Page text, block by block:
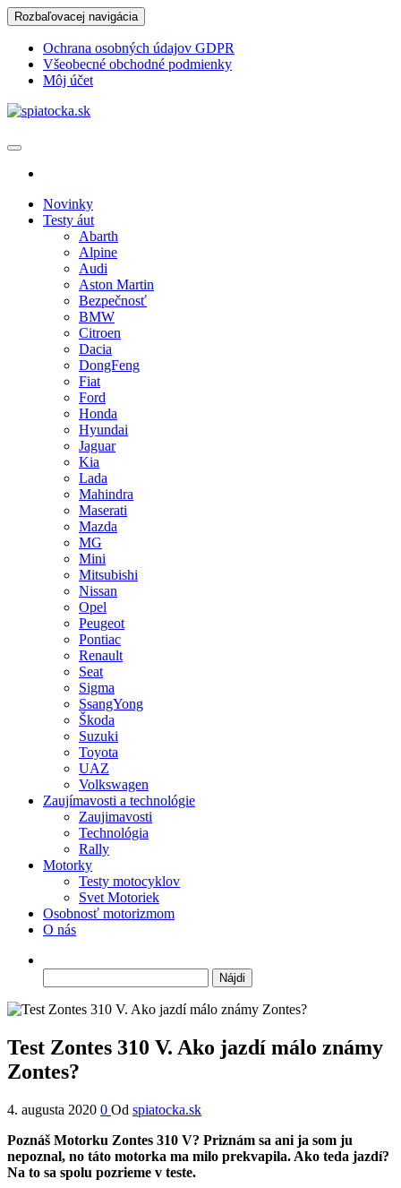
Skip
to
content
Rozbaľovacej navigácia
Ochrana osobných údajov GDPR
Všeobecné obchodné podmienky
Môj účet
Novinky
Testy áut
Abarth
Alpine
Audi
Aston Martin
Bezpečnosť
BMW
Citroen
Dacia
DongFeng
Fiat
Ford
Honda
Hyundai
Jaguar
Kia
Lada
Mahindra
Maserati
Mazda
MG
Mini
Mitsubishi
Nissan
Opel
Peugeot
Pontiac
Renault
Seat
Sigma
SsangYong
Škoda
Suzuki
Toyota
UAZ
Volkswagen
Zaujímavosti a technológie
Zaujimavosti
Technológia
Rally
Motorky
Testy motocyklov
Svet Motoriek
Osobnosť motorizmom
O nás
Test Zontes 310 V. Ako jazdí málo známy
Zontes?
4. augusta 2020 0 Od spiatocka.sk
Poznáš Motorku Zontes 310 V? Priznám sa ani ja som ju
nepoznal, no táto motorka ma milo prekvapila. Ako teda jazdí?
Na to sa spolu pozrieme v teste.